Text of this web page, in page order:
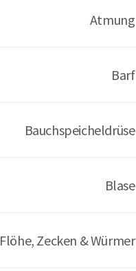
Atmung
Barf
Bauchspeicheldrüse
Blase
Flöhe, Zecken & Würmer